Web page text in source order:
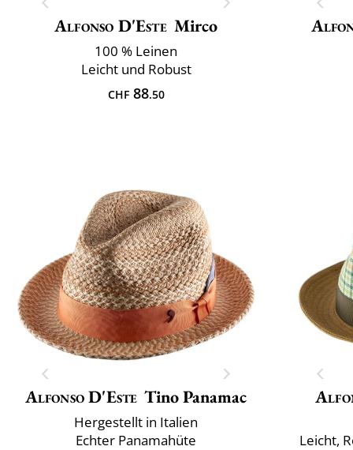
Alfonso D'Este Mirco
100 % Leinen
Leicht und Robust
CHF88.50
Alfonso D'Este Tino Panamac
Hergestellt in Italien
Echter Panamahüte
Leicht,